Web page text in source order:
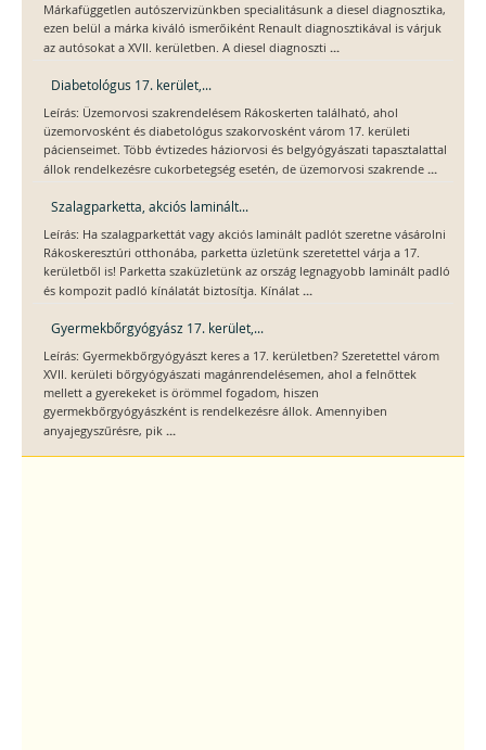
Márkafüggetlen autószervizünkben specialitásunk a diesel diagnosztika,
ezen belül a márka kiváló ismerőiként Renault diagnosztikával is várjuk
az autósokat a XVII. kerületben. A diesel diagnoszti ...
Diabetológus 17. kerület,...
Leírás: Üzemorvosi szakrendelésem Rákoskerten található, ahol
üzemorvosként és diabetológus szakorvosként várom 17. kerületi
pácienseimet. Több évtizedes háziorvosi és belgyógyászati tapasztalattal
állok rendelkezésre cukorbetegség esetén, de üzemorvosi szakrende ...
Szalagparketta, akciós laminált...
Leírás: Ha szalagparkettát vagy akciós laminált padlót szeretne vásárolni
Rákoskeresztúri otthonába, parketta üzletünk szeretettel várja a 17.
kerületből is! Parketta szaküzletünk az ország legnagyobb laminált padló
és kompozit padló kínálatát biztosítja. Kínálat ...
Gyermekbőrgyógyász 17. kerület,...
Leírás: Gyermekbőrgyógyászt keres a 17. kerületben? Szeretettel várom
XVII. kerületi bőrgyógyászati magánrendelésemen, ahol a felnőttek
mellett a gyerekeket is örömmel fogadom, hiszen
gyermekbőrgyógyászként is rendelkezésre állok. Amennyiben
anyajegyszűrésre, pik ...